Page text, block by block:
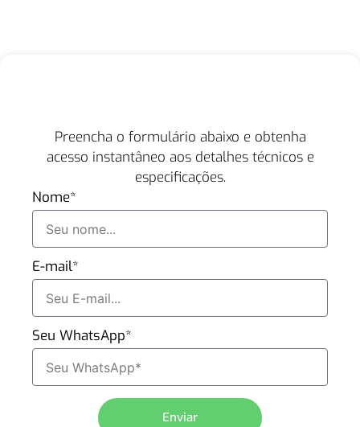
Preencha o formulário abaixo e obtenha
acesso instantâneo aos detalhes técnicos e
especificações.
Nome*
E-mail*
Seu WhatsApp*
Enviar